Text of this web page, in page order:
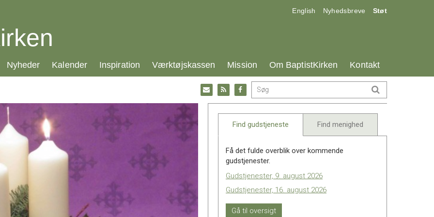
17.0:
English 18.0:
Nyhedsbreve 19.0:
Støt
21.0:
Nyheder 22.0:
Kalender 23.0:
Inspiration 24.0:
Værktøjskassen 25.0:
Mission 26.0:
Om BaptistKirken 27.0:
Kontakt
Gå
til:
Facebook
Gå
til:
RSS
feed
Gå
til:
Email
Find gudstjeneste Find menighed
Få det fulde overblik over kommende
gudstjenester.
Gudstjenester, 9. august 2026
Gudstjenester, 16. august 2026
Gå til oversigt